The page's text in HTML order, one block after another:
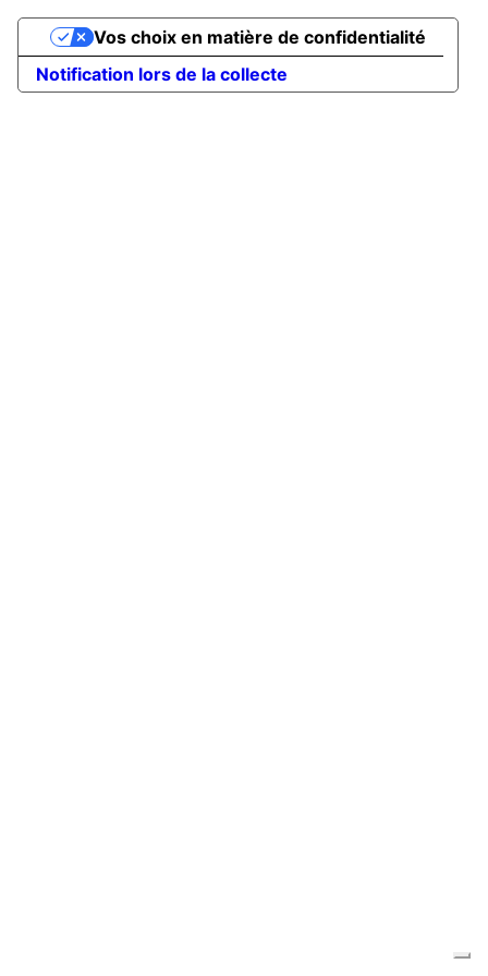
Notification lors de la collecte
Vos choix en matière de confidentialité